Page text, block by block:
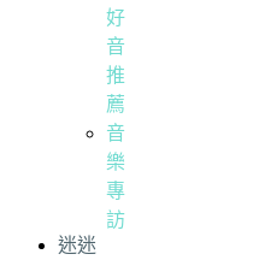
好
音
推
薦
音
樂
專
訪
迷迷